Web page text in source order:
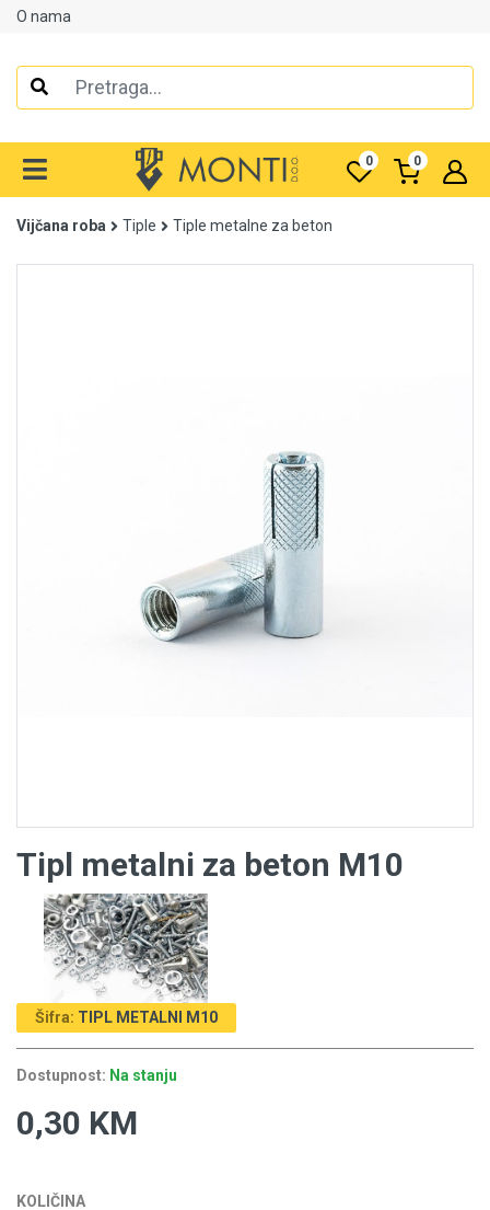
O nama
0 0
Alati
Grijanje i klimatizacija
Mjerno-regulaciona oprema
Vijčana roba Tiple Tiple metalne za beton
Tipl metalni za beton M10
Šifra: TIPL METALNI M10
Dostupnost: Na stanju
0,30 KM
KOLIČINA